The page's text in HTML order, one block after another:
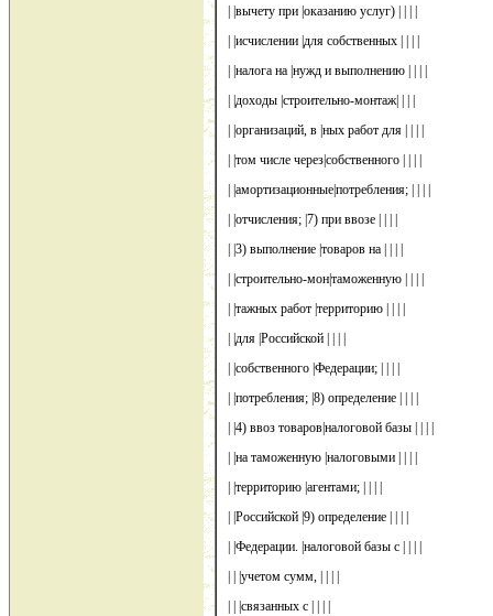
| |вычету при |оказанию услуг) | | | |
| |исчислении |для собственных | | | |
| |налога на |нужд и выполнению | | | |
| |доходы |строительно-монтаж| | | |
| |организаций, в |ных работ для | | | |
| |том числе через|собственного | | | |
| |амортизационные|потребления; | | | |
| |отчисления; |7) при ввозе | | | |
| |3) выполнение |товаров на | | | |
| |строительно-мон|таможенную | | | |
| |тажных работ |территорию | | | |
| |для |Российской | | | |
| |собственного |Федерации; | | | |
| |потребления; |8) определение | | | |
| |4) ввоз товаров|налоговой базы | | | |
| |на таможенную |налоговыми | | | |
| |территорию |агентами; | | | |
| |Российской |9) определение | | | |
| |Федерации. |налоговой базы с | | | |
| | |учетом сумм, | | | |
| | |связанных с | | | |